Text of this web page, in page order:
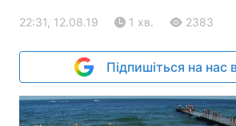
22:31, 12.08.19 1 хв. 2383
Підпишіться на нас